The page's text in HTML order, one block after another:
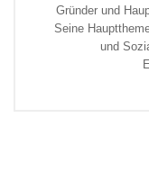
Gründer und
Seine
und